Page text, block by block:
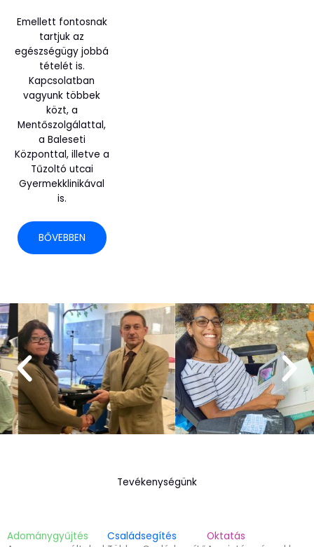
Emellett fontosnak
tartjuk az
egészségügy jobbá
tételét is.
Kapcsolatban
vagyunk többek
közt, a
Mentőszolgálattal,
a Baleseti
Központtal, illetve a
Tűzoltó utcai
Gyermekklinikával
is.
BŐVEBBEN
Tevékenységünk
Adománygyűjtés
Családsegítés
Oktatás